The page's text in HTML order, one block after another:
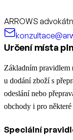
ARROWS
Určení místa
Základním pravidlem
u dodání zboží s
odeslání nebo
obchody i pro
Speciální